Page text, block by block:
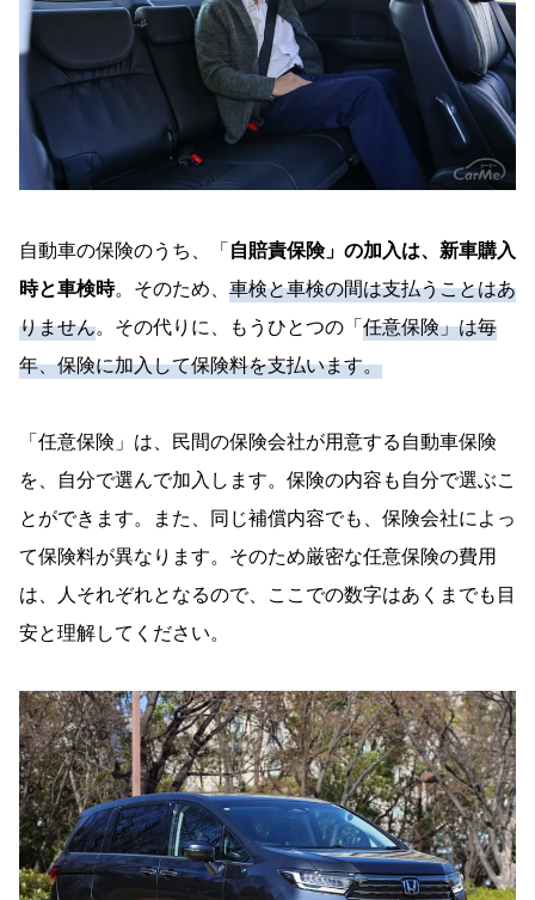
自動車の保険のうち、「 自賠責保険」の加入は、新車購入
時と車検時。そのため、 車検と車検の間は支払うことはあ
りません。その代りに、もうひとつの「 任意保険」は毎
年、保険に加入して保険料を支払います。
「任意保険」は、民間の保険会社が用意する自動車保険
を、自分で選んで加入します。保険の内容も自分で選ぶこ
とができます。また、同じ補償内容でも、保険会社によっ
て保険料が異なります。そのため厳密な任意保険の費用
は、人それぞれとなるので、ここでの数字はあくまでも目
安と理解してください。